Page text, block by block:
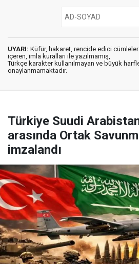
UYARI: Küfür, hakaret, rencide edici cümleler
içeren, imla kuralları ile yazılmamış,
Türkçe karakter kullanılmayan ve büyük
onaylanmamaktadır.
Türkiye Suudi
arasında Ortak
imzalandı